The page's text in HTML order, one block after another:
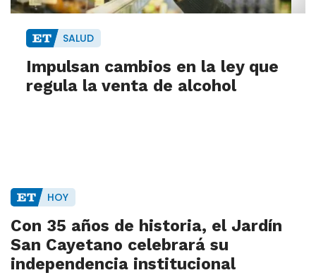
SALUD
Impulsan cambios en la ley que
regula la venta de alcohol
HOY
Con 35 años de historia, el Jardín
San Cayetano celebrará su
independencia institucional